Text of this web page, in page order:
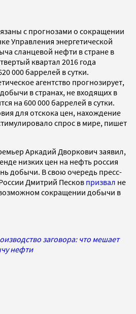
с прогнозами о сокращении
Управления энергетической
сланцевой нефти в стране в
квартал 2016 года
000 баррелей в сутки.
агентство прогнозирует,
в странах, не входящих в
на 600 000 баррелей в сутки.
для отскока цен, нахождение
спрос в мире, пишет
Аркадий Дворкович заявил,
низких цен на нефть россия
добычи. В свою очередь пресс-
Дмитрий Песков призвал не
сокращении добычи в
заговора: что мешает
нефти